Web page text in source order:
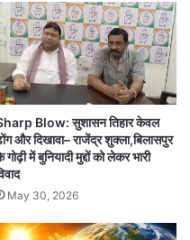
पहुंचकर लिखित शिकायत
पीड़िता का बयान और
Blow: सुशासन तिहार केवल
और दिखावा– राजेंद्र शुक्ला,बिलासपुर
गोढ़ी में बुनियादी मुद्दों को लेकर भारी
May 30, 2026